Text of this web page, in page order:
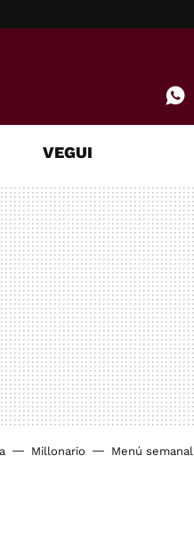
VEGUI
Millonario Menú semanal